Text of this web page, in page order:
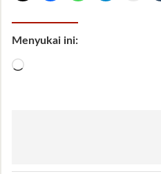
Menyukai ini:
Memuat...